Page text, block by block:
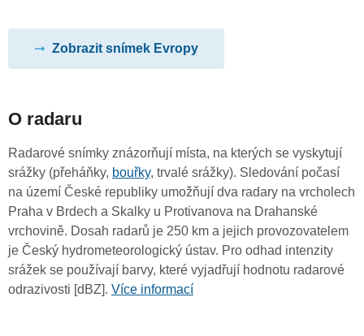
Zobrazit snímek Evropy
O radaru
Radarové snímky znázorňují místa, na kterých se vyskytují
srážky (přeháňky, bouřky, trvalé srážky). Sledování počasí
na území České republiky umožňují dva radary na vrcholech
Praha v Brdech a Skalky u Protivanova na Drahanské
vrchovině. Dosah radarů je 250 km a jejich provozovatelem
je Český hydrometeorologický ústav. Pro odhad intenzity
srážek se používají barvy, které vyjadřují hodnotu radarové
odrazivosti [dBZ]. Více informací